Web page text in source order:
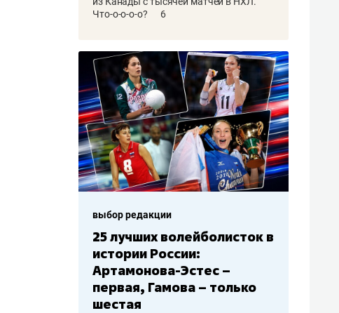
Что-о-о-о-о?
6
выбор редакции
25 лучших волейболисток в
истории России:
Артамонова-Эстес –
первая, Гамова – только
шестая